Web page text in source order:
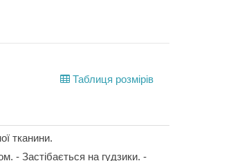
Таблиця розмірів
тканини.
- Застібається на гудзики. -